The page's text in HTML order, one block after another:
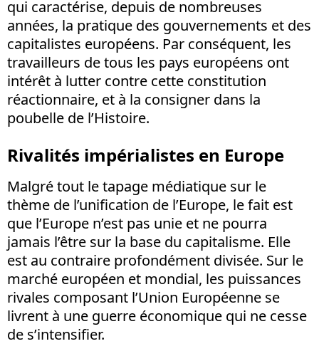
qui caractérise, depuis de nombreuses
années, la pratique des gouvernements et des
capitalistes européens. Par conséquent, les
travailleurs de tous les pays européens ont
intérêt à lutter contre cette constitution
réactionnaire, et à la consigner dans la
poubelle de l’Histoire.
Rivalités impérialistes en Europe
Malgré tout le tapage médiatique sur le
thème de l’unification de l’Europe, le fait est
que l’Europe n’est pas unie et ne pourra
jamais l’être sur la base du capitalisme. Elle
est au contraire profondément divisée. Sur le
marché européen et mondial, les puissances
rivales composant l’Union Européenne se
livrent à une guerre économique qui ne cesse
de s’intensifier.